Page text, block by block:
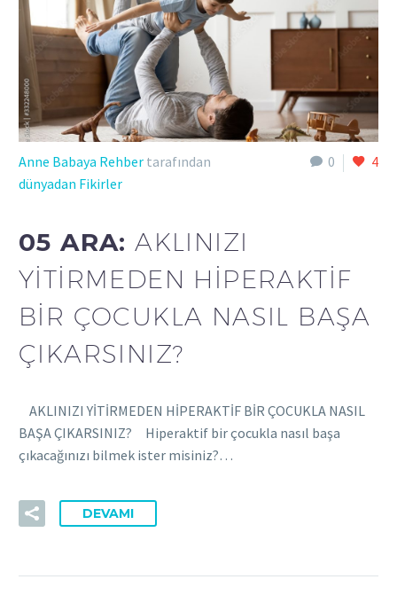
0 4
Anne Babaya Rehber tarafından
dünyadan Fikirler
05 ARA:AKLINIZI
YİTİRMEDEN HİPERAKTİF
BİR ÇOCUKLA NASIL BAŞA
ÇIKARSINIZ?
AKLINIZI YİTİRMEDEN HİPERAKTİF BİR ÇOCUKLA NASIL
BAŞA ÇIKARSINIZ? Hiperaktif bir çocukla nasıl başa
çıkacağınızı bilmek ister misiniz?…
DEVAMI